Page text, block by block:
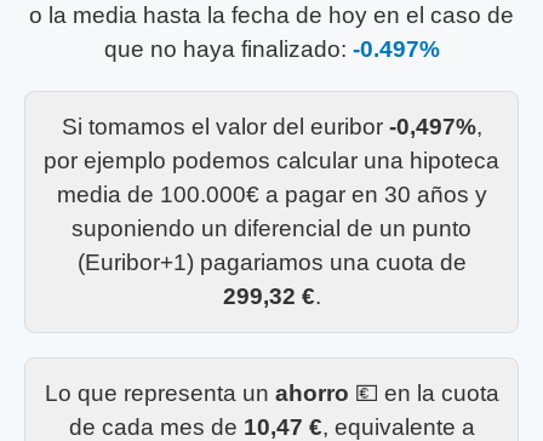
o la media hasta la fecha de hoy en el caso de
que no haya finalizado: -0.497%
Si tomamos el valor del euribor -0,497%,
por ejemplo podemos calcular una hipoteca
media de 100.000€ a pagar en 30 años y
suponiendo un diferencial de un punto
(Euribor+1) pagariamos una cuota de
299,32 €.
Lo que representa un ahorro 💶 en la cuota
de cada mes de 10,47 €, equivalente a